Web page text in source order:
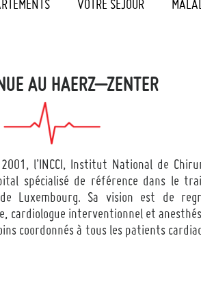
VOTRE SEJOUR
AU HAERZ–ZENTER
l’INCCI, Institut National de
spécialisé de référence dans le
Luxembourg. Sa vision est de
cardiologue interventionnel et
coordonnés à tous les patients